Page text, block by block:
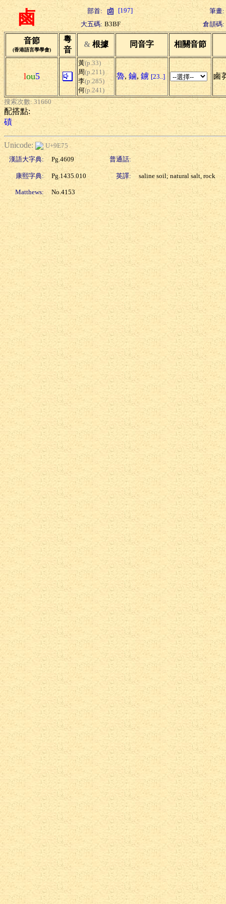
鹵 部首: [197]
筆畫:
大五碼: B3BF 倉頡碼:
音節
(香港語言學學會)
粵
音
& 根據 同音字 相關音節
lou5
黃(p.33)
周(p.211)
李(p.285)
何(p.241)
魯, 鏀, 鐪 [23..] 鹵
搜索次數: 31660
配搭點:
磧
Unicode:
U+9E75
漢語大字典:
Pg.4609 普通話:
康熙字典: Pg.1435.010 英譯: saline soil; natural salt, rock
Matthews: No.4153